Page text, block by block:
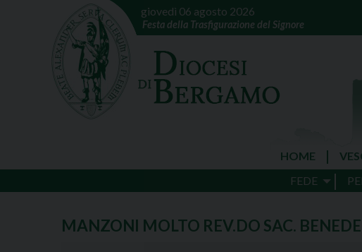
giovedì 06 agosto 2026
Festa della Trasfigurazione del Signore
HOME
FEDE
MANZONI MOLTO REV.DO SAC.